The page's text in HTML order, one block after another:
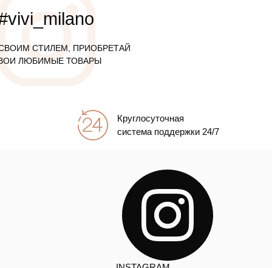
СТИЛЕМ, ПРИОБРЕТАЙ
ЛЮБИМЫЕ ТОВАРЫ
Круглосуточная
система поддержки 24/7